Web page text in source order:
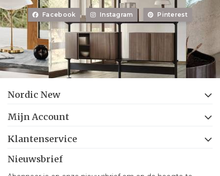
Facebook Instagram Pinterest
Nordic New
Mijn Account
Klantenservice
Nieuwsbrief